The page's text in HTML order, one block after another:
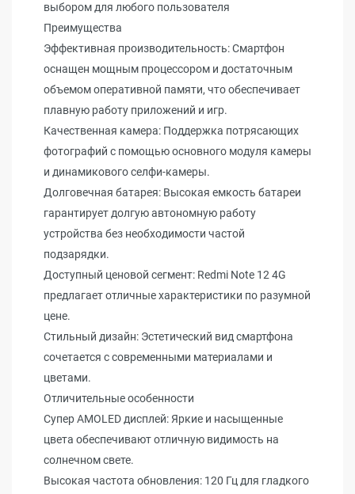
выбором для любого пользователя
Преимущества
Эффективная производительность: Смартфон
оснащен мощным процессором и достаточным
объемом оперативной памяти, что обеспечивает
плавную работу приложений и игр.
Качественная камера: Поддержка потрясающих
фотографий с помощью основного модуля камеры
и динамикового селфи-камеры.
Долговечная батарея: Высокая емкость батареи
гарантирует долгую автономную работу
устройства без необходимости частой
подзарядки.
Доступный ценовой сегмент: Redmi Note 12 4G
предлагает отличные характеристики по разумной
цене.
Стильный дизайн: Эстетический вид смартфона
сочетается с современными материалами и
цветами.
Отличительные особенности
Супер AMOLED дисплей: Яркие и насыщенные
цвета обеспечивают отличную видимость на
солнечном свете.
Высокая частота обновления: 120 Гц для гладкого